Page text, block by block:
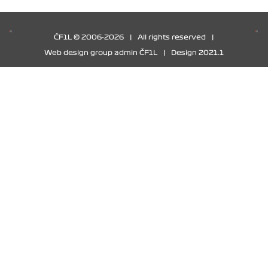
ČF1L © 2006-2026 All rights reserved
Web design group admin ČF1L Design 2021.1